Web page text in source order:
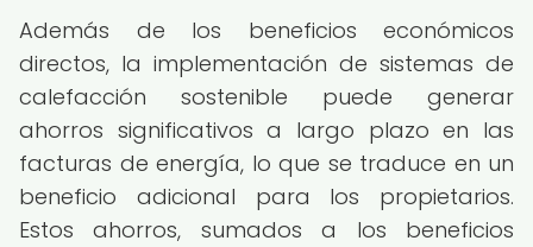
Además de los beneficios económicos
directos, la implementación de sistemas de
calefacción sostenible puede generar
ahorros significativos a largo plazo en las
facturas de energía, lo que se traduce en un
beneficio adicional para los propietarios.
Estos ahorros, sumados a los beneficios